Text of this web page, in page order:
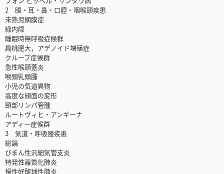
2 眼・耳・鼻・口腔・咽喉頭疾患
未熟児網膜症
緑内障
睡眠時無呼吸症候群
扁桃肥大，アデノイド増殖症
クループ症候群
急性喉頭蓋炎
喉頭乳頭腫
小児の気道異物
高度な顔面の変形
頸部リンパ管腫
ルートヴィヒ・アンギーナ
アディー症候群
3 気道・呼吸器疾患
総論
びまん性汎細気管支炎
特発性器質化肺炎
慢性好酸球性肺炎